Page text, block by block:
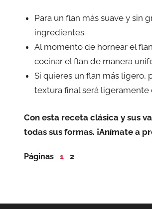
Para un flan más suave y sin
ingredientes.
Al momento de hornear el
cocinar el flan de manera
Si quieres un flan más ligero,
textura final será ligeramente
Con esta receta clásica y sus
todas sus formas. ¡Anímate a
Páginas 1 2